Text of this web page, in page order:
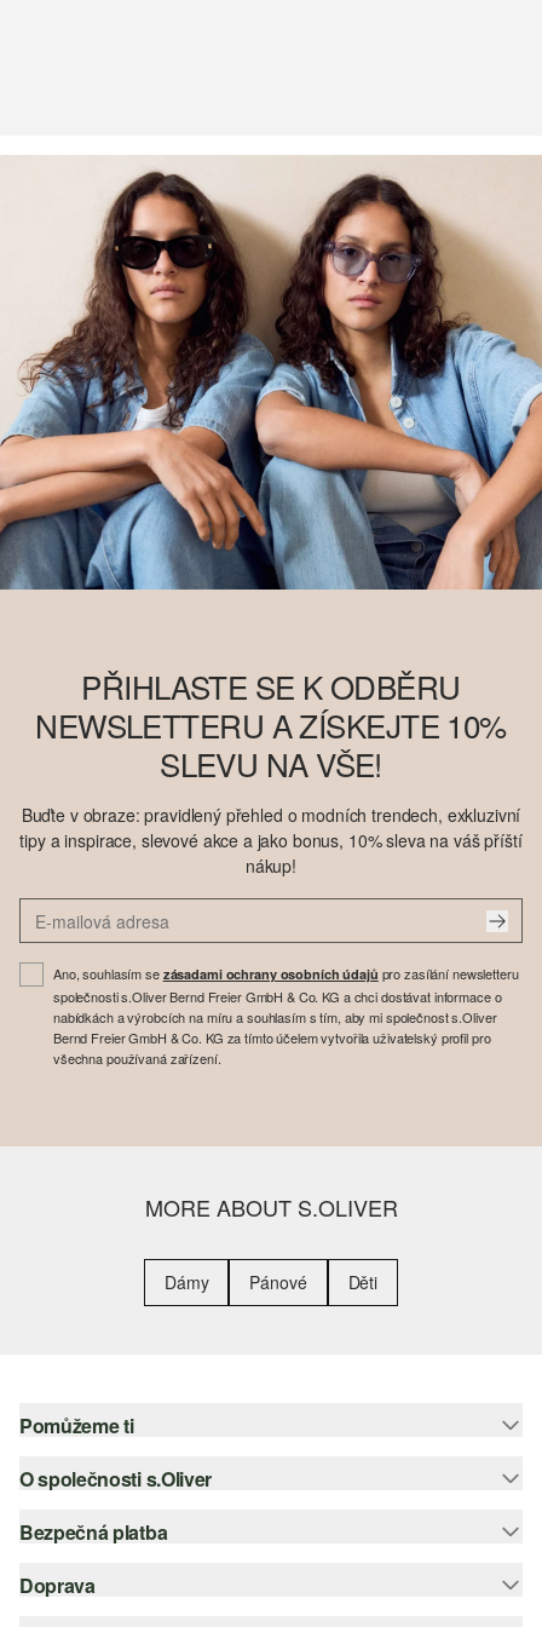
PŘIHLASTE SE K ODBĚRU
NEWSLETTERU A ZÍSKEJTE 10%
SLEVU NA VŠE!
Buďte v obraze: pravidlený přehled o modních trendech, exkluzivní
tipy a inspirace, slevové akce a jako bonus, 10% sleva na váš příští
nákup!
Ano, souhlasím se zásadami ochrany osobních údajů pro zasílání newsletteru
společnosti s.Oliver Bernd Freier GmbH & Co. KG a chci dostávat informace o
nabídkách a výrobcích na míru a souhlasím s tím, aby mi společnost s.Oliver
Bernd Freier GmbH & Co. KG za tímto účelem vytvořila uživatelský profil pro
všechna používaná zařízení.
MORE ABOUT S.OLIVER
Dámy Pánové Děti
Pomůžeme ti
Nápověda – často kladené otázky
Nápověda k velikostem
O společnosti s.Oliver
Newsletter
Bezpečná platba
Platební karta
Doprava